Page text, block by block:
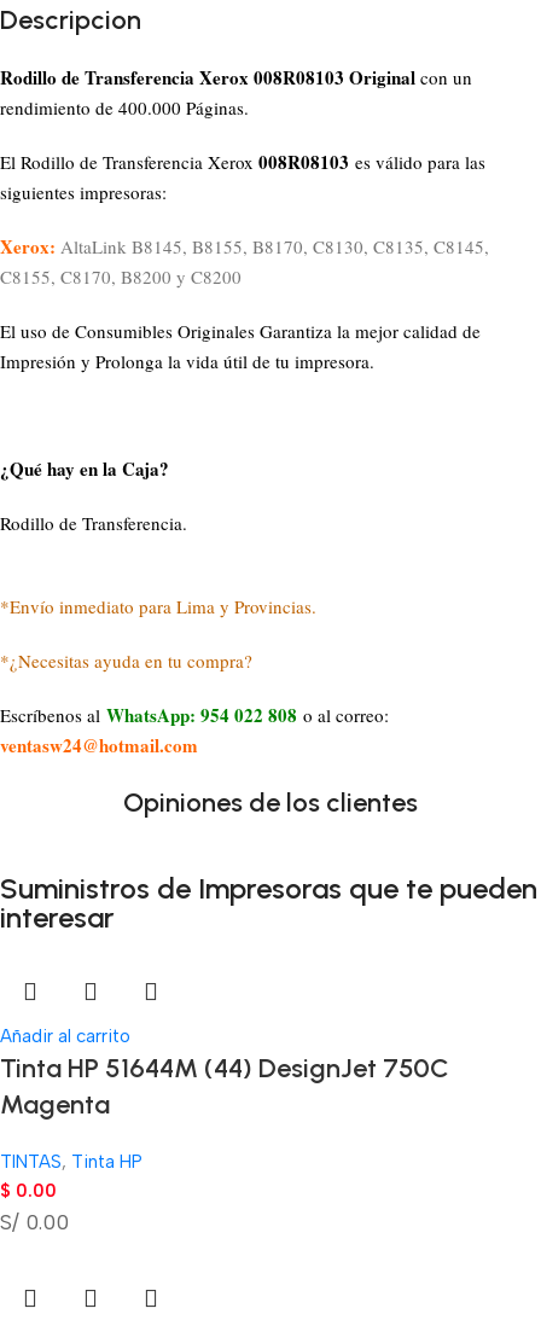
Descripcion
Rodillo de Transferencia Xerox 008R08103 Original con un
rendimiento de 400.000 Páginas.
El Rodillo de Transferencia Xerox 008R08103 es válido para las
siguientes impresoras:
Xerox: AltaLink B8145, B8155, B8170, C8130, C8135, C8145,
C8155, C8170, B8200 y C8200
El uso de Consumibles Originales Garantiza la mejor calidad de
Impresión y Prolonga la vida útil de tu impresora.
¿Qué hay en la Caja?
Rodillo de Transferencia.
*Envío inmediato para Lima y Provincias.
*¿Necesitas ayuda en tu compra?
Escríbenos al WhatsApp: 954 022 808 o al correo:
ventasw24@hotmail.com
Opiniones de los clientes
Suministros de Impresoras que te pueden
interesar
Añadir al carrito
Tinta HP 51644M (44) DesignJet 750C
Magenta
TINTAS, Tinta HP
$ 0.00
S/ 0.00